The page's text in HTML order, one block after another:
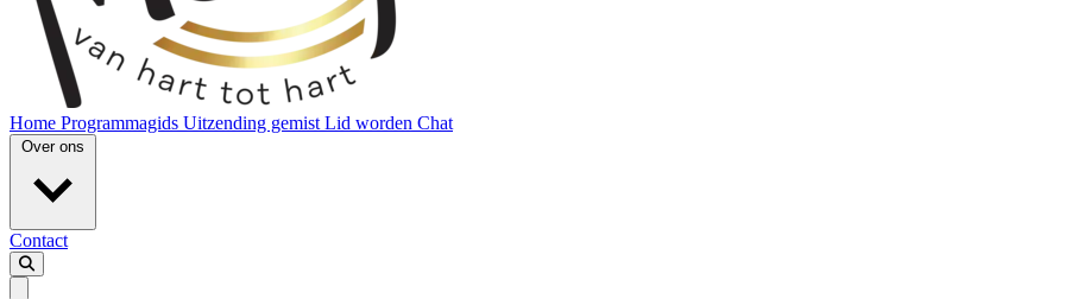
Home Programmagids Uitzending gemist Lid worden Chat
Over ons
Contact